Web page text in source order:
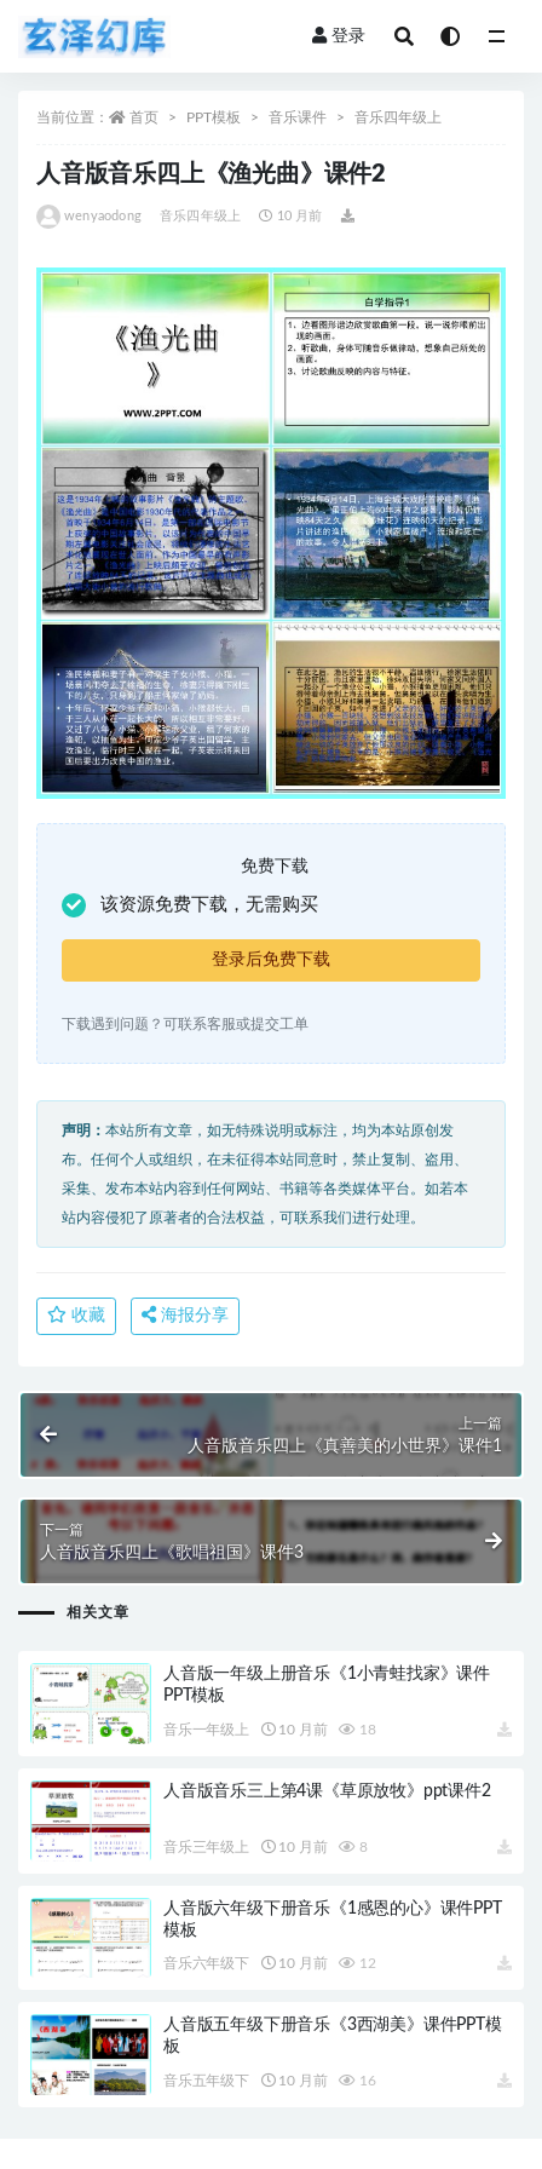
登录
当前位置： 首页 PPT模板 音乐课件 音乐四年级上
人音版音乐四上《渔光曲》课件2
wenyaodong 音乐四年级上 10 月前
免费下载
该资源免费下载，无需购买
登录后免费下载
下载遇到问题？可联系客服或提交工单
声明： 本站所有文章，如无特殊说明或标注，均为本站原创发
布。任何个人或组织，在未征得本站同意时，禁止复制、盗用、
采集、发布本站内容到任何网站、书籍等各类媒体平台。如若本
站内容侵犯了原著者的合法权益，可联系我们进行处理。
收藏 海报分享
上一篇
人音版音乐四上《真善美的小世界》课件1
下一篇
人音版音乐四上《歌唱祖国》课件3
相关文章
人音版一年级上册音乐《1小青蛙找家》课件
PPT模板
音乐一年级上 10 月前 18
人音版音乐三上第4课《草原放牧》ppt课件2
音乐三年级上 10 月前 8
人音版六年级下册音乐《1感恩的心》课件PPT
模板
音乐六年级下 10 月前 12
人音版五年级下册音乐《3西湖美》课件PPT模
板
音乐五年级下 10 月前 16